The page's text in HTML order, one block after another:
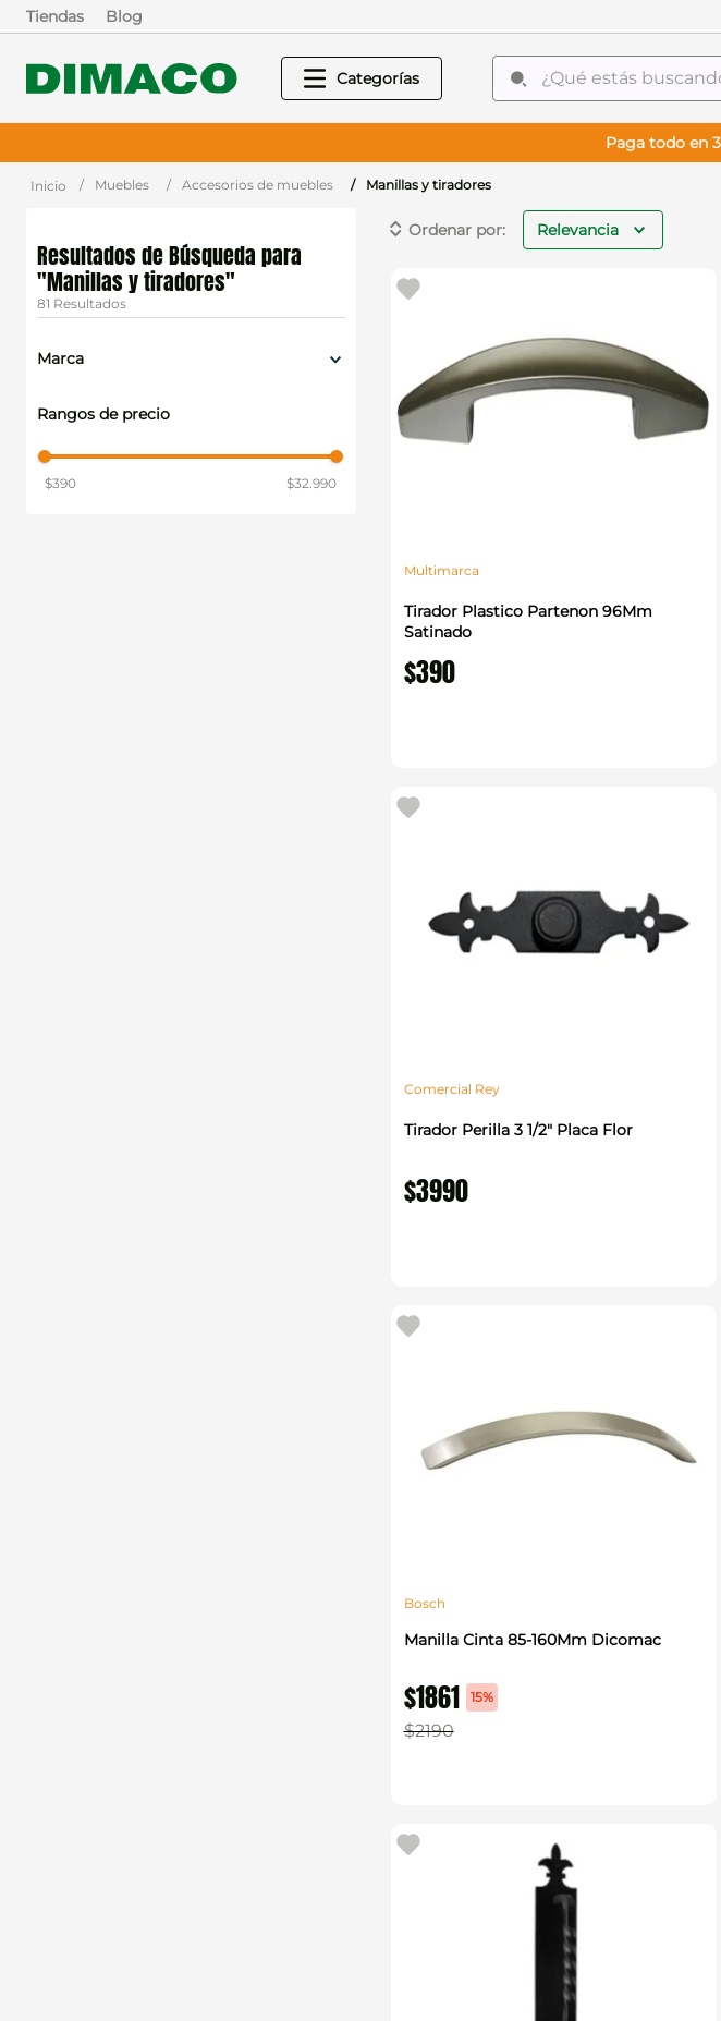
Tiendas Blog
¿Qué estás buscando?
Paga todo en
Muebles Accesorios de muebles Manillas y tiradores
Manillas y tiradores
81
Marca
Comercial Rey
Masisa
Bosch
Rangos de precio
$390 $32.990
Relevancia
Multimarca
Tirador Plastico Partenon 96Mm
Satinado
$390
Comercial Rey
Tirador Perilla 3 1/2" Placa Flor
$3990
Bosch
Manilla Cinta 85-160Mm Dicomac
$1861 15%
$2190